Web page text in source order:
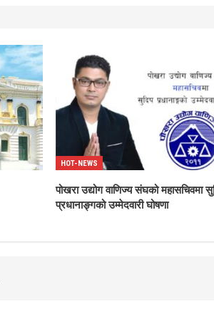
HOT-NEWS
पोखरा उद्योग वाणिज्य संघको महासचिवमा
प्रधानाङ्गको उम्मेदवारी घोषणा